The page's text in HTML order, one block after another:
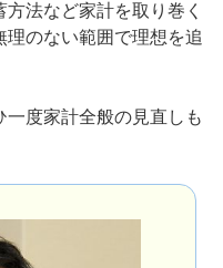
法など家計を取り巻く
のない範囲で理想を追
度家計全般の見直しも